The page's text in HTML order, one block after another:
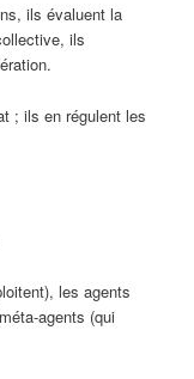
ils évaluent la
ils
; ils en régulent les
les agents
agents (qui